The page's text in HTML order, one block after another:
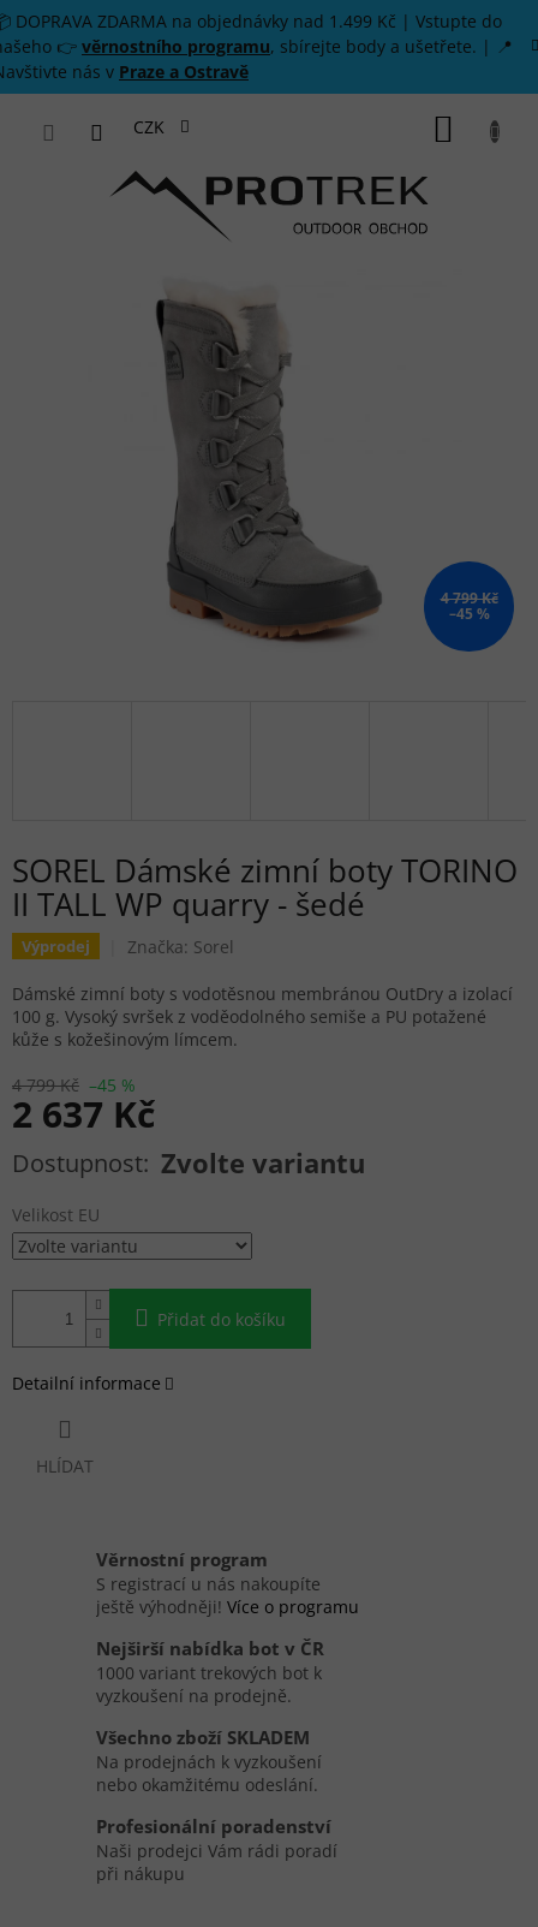
Přejít na obsah
DOPRAVA ZDARMA na objednávky nad 1.499 Kč | Vstupte do
👉 věrnostního programu, sbírejte body a ušetřete. | 📍
nás v Praze a Ostravě
CZK
4 799 Kč
–45 %
SOREL Dámské zimní boty TORINO
II TALL WP quarry - šedé
Výprodej Značka: Sorel
4 799 Kč –45 %
2 637 Kč
Měrná cena: Zvolte variantu
Velikost EU
Přidat do košíku
Dámské zimní boty s vodotěsnou membránou OutDry a izolací
100 g. Vysoký svršek z voděodolného semiše a PU potažené
kůže s kožešinovým límcem.
Detailní informace
HLÍDAT
Věrnostní program
S registrací u nás nakoupíte
ještě výhodněji! Více o programu
Nejširší nabídka bot v ČR
1000 variant trekových bot k
vyzkoušení na prodejně.
Všechno zboží SKLADEM
Na prodejnách k vyzkoušení
nebo okamžitému odeslání.
Profesionální poradenství
Naši prodejci Vám rádi poradí
při nákupu